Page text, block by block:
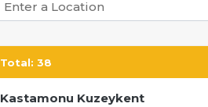
Total: 38
Kastamonu Kuzeykent